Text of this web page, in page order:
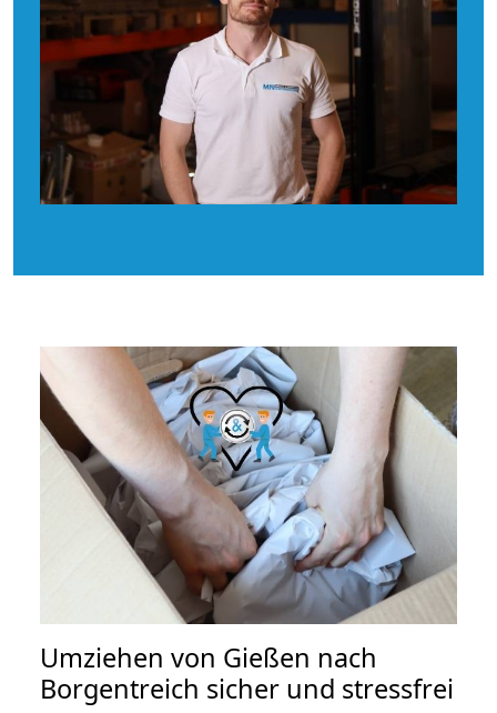
Umziehen von Gießen nach
Borgentreich sicher und stressfrei